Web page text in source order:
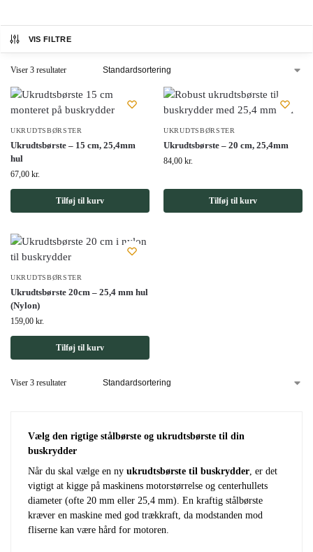
VIS FILTRE
Viser 3 resultater
UKRUDTSBØRSTER
Ukrudtsbørste – 15 cm, 25,4mm
hul
67,00 kr.
Tilføj til kurv
UKRUDTSBØRSTER
Ukrudtsbørste – 20 cm, 25,4mm
84,00 kr.
Tilføj til kurv
UKRUDTSBØRSTER
Ukrudtsbørste 20cm – 25,4 mm hul
(Nylon)
159,00 kr.
Tilføj til kurv
Viser 3 resultater
Vælg den rigtige stålbørste og ukrudtsbørste til din
buskrydder
Når du skal vælge en ny ukrudtsbørste til buskrydder, er det
vigtigt at kigge på maskinens motorstørrelse og centerhullets
diameter (ofte 20 mm eller 25,4 mm). En kraftig stålbørste
kræver en maskine med god trækkraft, da modstanden mod
fliserne kan være hård for motoren.